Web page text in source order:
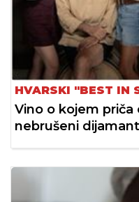
HVARSKI "BEST IN
Vino o kojem priča
nebrušeni